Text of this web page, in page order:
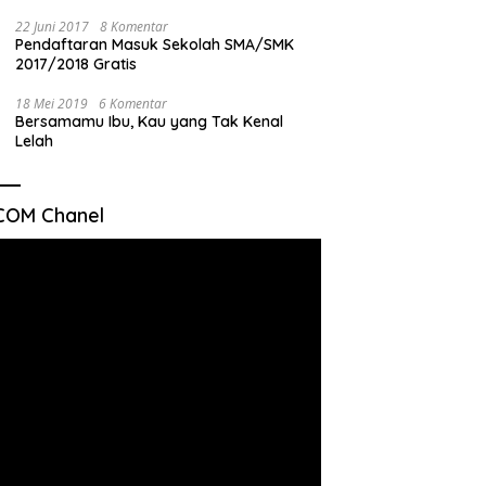
22 Juni 2017 8 Komentar
Pendaftaran Masuk Sekolah SMA/SMK
2017/2018 Gratis
18 Mei 2019 6 Komentar
Bersamamu Ibu, Kau yang Tak Kenal
Lelah
Chanel